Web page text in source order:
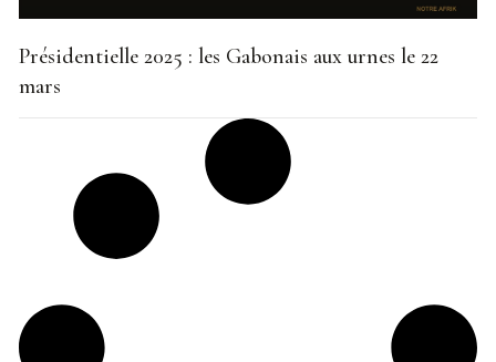
Présidentielle 2025 : les Gabonais aux urnes le 22
mars